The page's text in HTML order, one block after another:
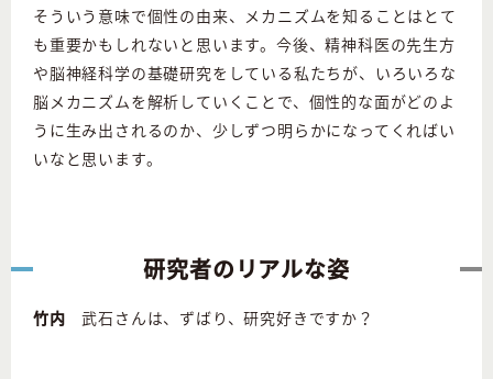
そういう意味で個性の由来、メカニズムを知ることはとて
も重要かもしれないと思います。今後、精神科医の先生方
や脳神経科学の基礎研究をしている私たちが、いろいろな
脳メカニズムを解析していくことで、個性的な面がどのよ
うに生み出されるのか、少しずつ明らかになってくればい
いなと思います。
研究者のリアルな姿
竹内 武石さんは、ずばり、研究好きですか？